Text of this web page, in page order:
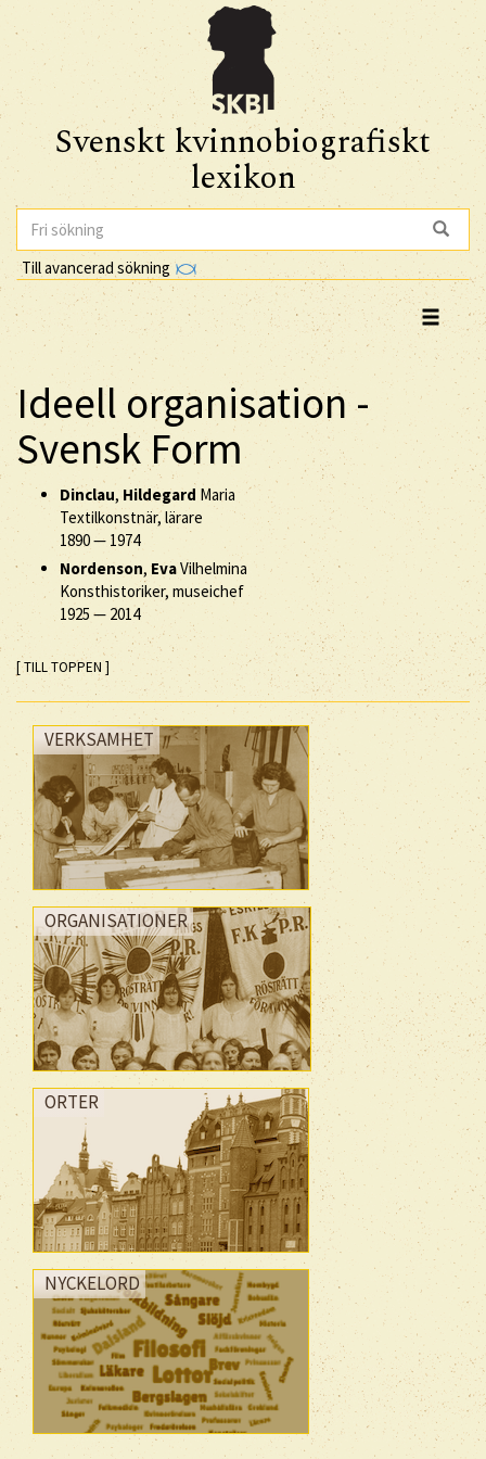
Svenskt kvinnobiografiskt
lexikon
Till avancerad sökning
Ideell organisation -
Svensk Form
Dinclau, Hildegard Maria
Textilkonstnär, lärare
1890— 1974
Nordenson, EvaVilhelmina
Konsthistoriker, museichef
1925 — 2014
[ TILL TOPPEN ]
VERKSAMHET
ORGANISATIONER
ORTER
NYCKELORD